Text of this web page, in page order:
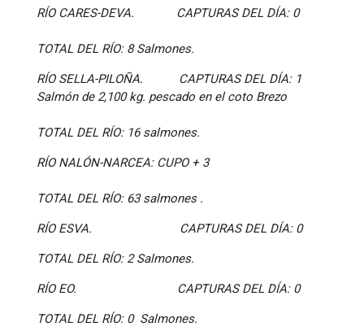
RÍO CARES-DEVA. CAPTURAS DEL DÍA: 0
TOTAL DEL RÍO: 8 Salmones.
RÍO SELLA-PILOÑA. CAPTURAS DEL DÍA: 1
Salmón de 2,100 kg. pescado en el coto Brezo
TOTAL DEL RÍO: 16 salmones.
RÍO NALÓN-NARCEA: CUPO + 3
TOTAL DEL RÍO: 63 salmones .
RÍO ESVA. CAPTURAS DEL DÍA: 0
TOTAL DEL RÍO: 2 Salmones.
RÍO EO. CAPTURAS DEL DÍA: 0
TOTAL DEL RÍO: 0 Salmones.